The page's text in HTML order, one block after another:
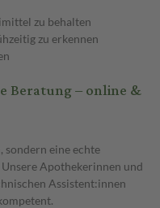
zu behalten
zu erkennen
Beratung – online &
sondern eine echte
Unsere Apothekerinnen und
Assistent:innen